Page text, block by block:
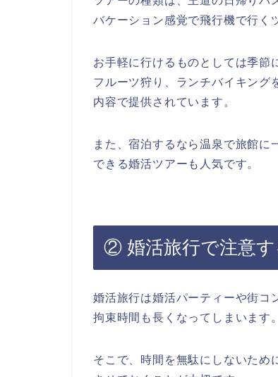
バケーション感覚で飛行機で行く
お手軽に行けるものとしては季節
フルーツ狩り、ランチバイキング
内容で提供されています。
また、宿泊するなら温泉で旅館
できる婚活ツアーも人気です。
② 婚活旅行で注意す
婚活旅行は婚活パーティーや街コ
拘束時間も長くなってしまいます。
そこで、時間を無駄にしないため